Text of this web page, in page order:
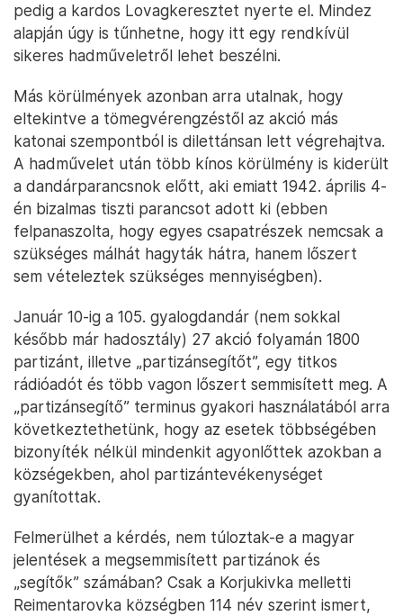
pedig a kardos Lovagkeresztet nyerte el. Mindez
alapján úgy is tűnhetne, hogy itt egy rendkívül
sikeres hadműveletről lehet beszélni.
Más körülmények azonban arra utalnak, hogy
eltekintve a tömegvérengzéstől az akció más
katonai szempontból is dilettánsan lett végrehajtva.
A hadművelet után több kínos körülmény is kiderült
a dandárparancsnok előtt, aki emiatt 1942. április 4-
én bizalmas tiszti parancsot adott ki (ebben
felpanaszolta, hogy egyes csapatrészek nemcsak a
szükséges málhát hagyták hátra, hanem lőszert
sem vételeztek szükséges mennyiségben).
Január 10-ig a 105. gyalogdandár (nem sokkal
később már hadosztály) 27 akció folyamán 1800
partizánt, illetve „partizánsegítőt”, egy titkos
rádióadót és több vagon lőszert semmisített meg. A
„partizánsegítő” terminus gyakori használatából arra
következtethetünk, hogy az esetek többségében
bizonyíték nélkül mindenkit agyonlőttek azokban a
községekben, ahol partizántevékenységet
gyanítottak.
Felmerülhet a kérdés, nem túloztak-e a magyar
jelentések a megsemmisített partizánok és
„segítők” számában? Csak a Korjukivka melletti
Reimentarovka községben 114 név szerint ismert,